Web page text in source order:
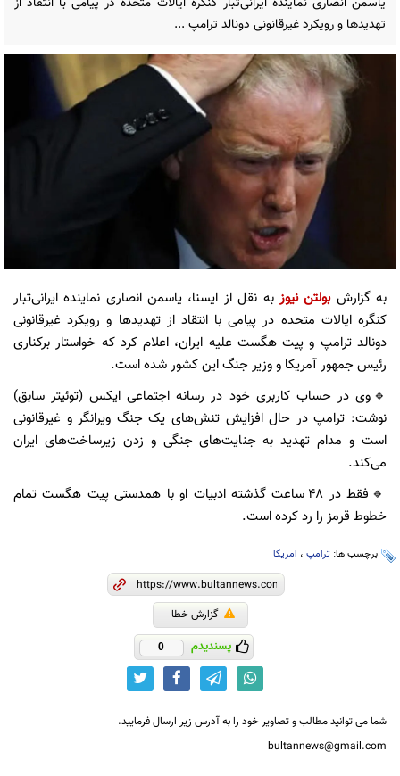
تهدیدها و رویکرد غیرقانونی دونالد ترامپ ...
به گزارشبولتن نیوز به نقل از ایسنا، یاسمن انصاری نماینده ایرانی‌تبار
کنگره ایالات متحده در پیامی با انتقاد از تهدیدها و رویکرد غیرقانونی
دونالد ترامپ و پیت هگست علیه ایران، اعلام کرد که خواستار برکناری
رئیس جمهور آمریکا و وزیر جنگ این کشور شده است.
🔹وی در حساب کاربری خود در رسانه اجتماعی ایکس (توئیتر سابق)
نوشت: ترامپ در حال افزایش تنش‌های یک جنگ ویرانگر و غیرقانونی
است و مدام تهدید به جنایت‌های جنگی و زدن زیرساخت‌های ایران
می‌کند.
🔹فقط در ۴۸ ساعت گذشته ادبیات او با همدستی پیت هگست تمام
خطوط قرمز را رد کرده است.
برچسب ها: ترامپ ، امریکا
گزارش خطا
پسندیدم 0
شما می توانید مطالب و تصاویر خود را به آدرس زیر ارسال فرمایید.
bultannews@gmail.com